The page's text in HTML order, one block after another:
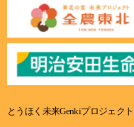
とうほく未来Genkiプロジェクト